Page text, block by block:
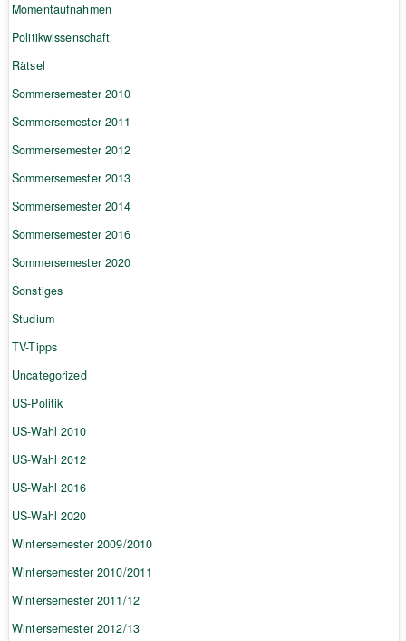
Momentaufnahmen
Politikwissenschaft
Rätsel
Sommersemester 2010
Sommersemester 2011
Sommersemester 2012
Sommersemester 2013
Sommersemester 2014
Sommersemester 2016
Sommersemester 2020
Sonstiges
Studium
TV-Tipps
Uncategorized
US-Politik
US-Wahl 2010
US-Wahl 2012
US-Wahl 2016
US-Wahl 2020
Wintersemester 2009/2010
Wintersemester 2010/2011
Wintersemester 2011/12
Wintersemester 2012/13